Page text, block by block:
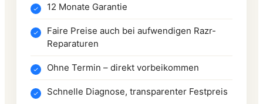
12 Monate Garantie
Faire Preise auch bei aufwendigen Razr-
Reparaturen
Ohne Termin – direkt vorbeikommen
Schnelle Diagnose, transparenter Festpreis